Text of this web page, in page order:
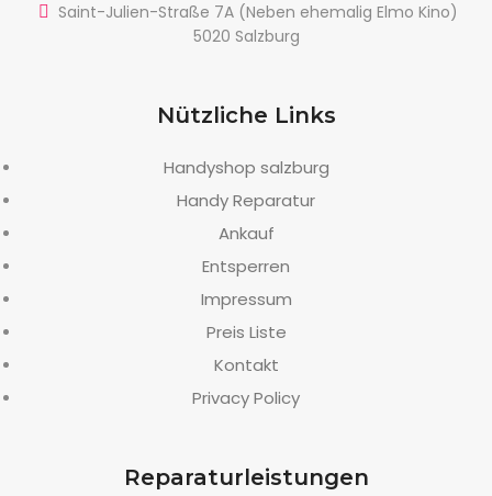
Saint-Julien-Straße 7A (Neben ehemalig Elmo Kino)
5020 Salzburg
Nützliche Links
Handyshop salzburg
Handy Reparatur
Ankauf
Entsperren
Impressum
Preis Liste
Kontakt
Privacy Policy
Reparaturleistungen